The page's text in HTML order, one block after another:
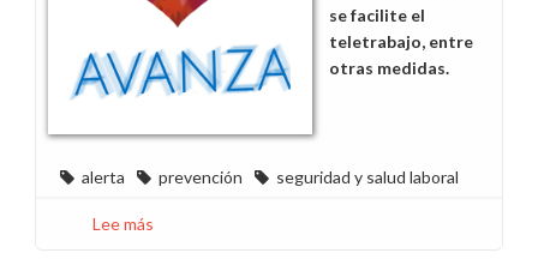
se facilite el
teletrabajo, entre
otras medidas.
alerta prevención seguridad y salud laboral
Lee más